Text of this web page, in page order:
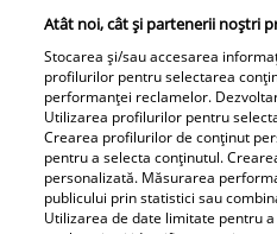
Tânărul din poză e azi
unul dintre cei mai
cunoscuți români! Uită-
te bine la el, îl
recunoști? Mulți îl
admiră, dar sunt și voci
Atât noi, cât și partenerii noștri
Stocarea și/sau accesarea
profilurilor pentru selectarea
performanței reclamelor.
Utilizarea profilurilor pentru
Crearea profilurilor de conținut
pentru a selecta conținutul.
personalizată. Măsurarea
publicului prin statistici sau
Utilizarea de date limitate pentru